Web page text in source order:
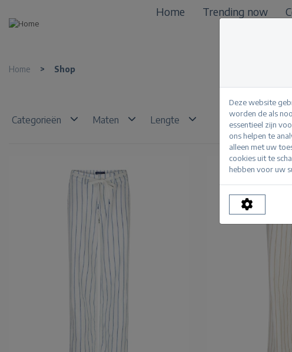
Home Trending now
Home > Shop
Categorieën Maten Lengte
Deze website
worden de als
essentieel zijn
ons helpen te
alleen met uw
cookies uit te
hebben voor uw